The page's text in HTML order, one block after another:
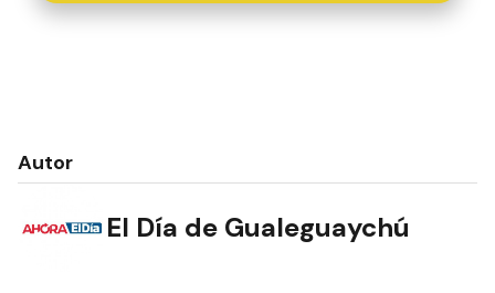
Autor
El Día de Gualeguaychú